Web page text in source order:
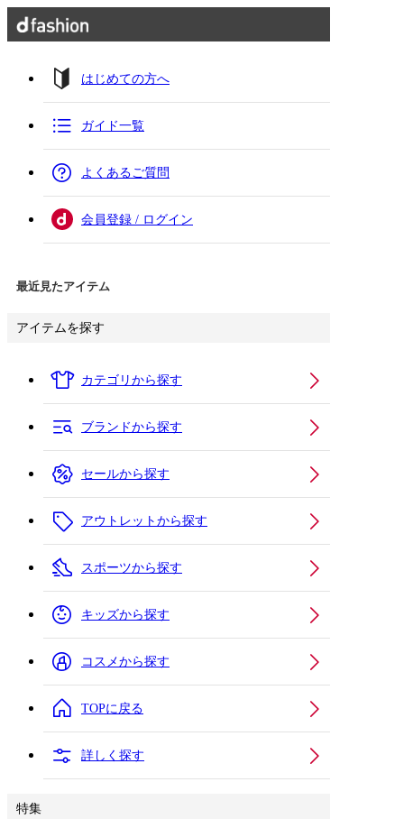
はじめての方へ
ガイド一覧
よくあるご質問
会員登録 / ログイン
最近見たアイテム
アイテムを探す
カテゴリから探す
ブランドから探す
セールから探す
アウトレットから探す
スポーツから探す
キッズから探す
コスメから探す
TOPに戻る
詳しく探す
特集